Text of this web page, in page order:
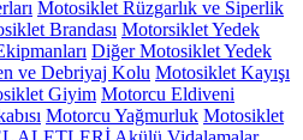
Motosiklet Rüzgarlık ve Siperlik
Brandası Motorsiklet Yedek
Diğer Motosiklet Yedek
ve Debriyaj Kolu Motosiklet Kayışı
Giyim Motorcu Eldiveni
Motorcu Yağmurluk Motosiklet